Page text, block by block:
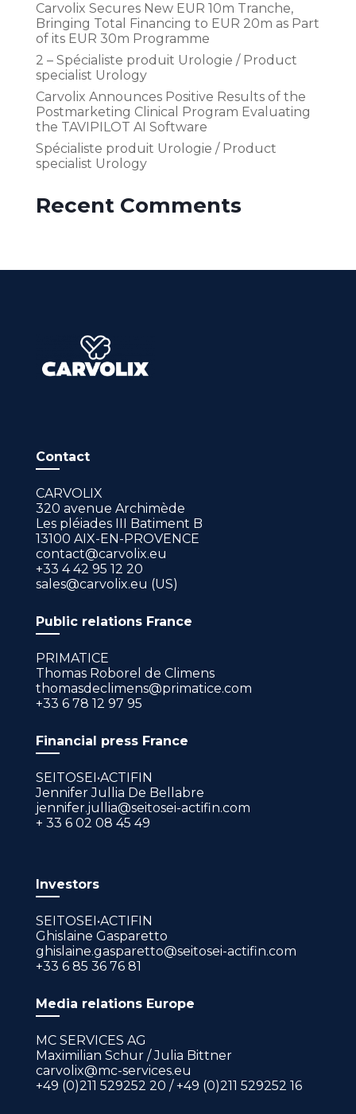
Carvolix Secures New EUR 10m Tranche,
Bringing Total Financing to EUR 20m as Part
of its EUR 30m Programme
2 – Spécialiste produit Urologie / Product
specialist Urology
Carvolix Announces Positive Results of the
Postmarketing Clinical Program Evaluating
the TAVIPILOT AI Software
Spécialiste produit Urologie / Product
specialist Urology
Recent Comments
Contact
CARVOLIX
320 avenue Archimède
Les pléiades III Batiment B
13100 AIX-EN-PROVENCE
contact@carvolix.eu
+33 4 42 95 12 20
sales@carvolix.eu (US)
Public relations France
PRIMATICE
Thomas Roborel de Climens
thomasdeclimens@primatice.com
+33 6 78 12 97 95
Financial press France
SEITOSEI•ACTIFIN
Jennifer Jullia De Bellabre
jennifer.jullia@seitosei-actifin.com
+ 33 6 02 08 45 49
Investors
SEITOSEI•ACTIFIN
Ghislaine Gasparetto
ghislaine.gasparetto@seitosei-actifin.com
+33 6 85 36 76 81
Media relations Europe
MC SERVICES AG
Maximilian Schur / Julia Bittner
carvolix@mc-services.eu
+49 (0)211 529252 20 / +49 (0)211 529252 16